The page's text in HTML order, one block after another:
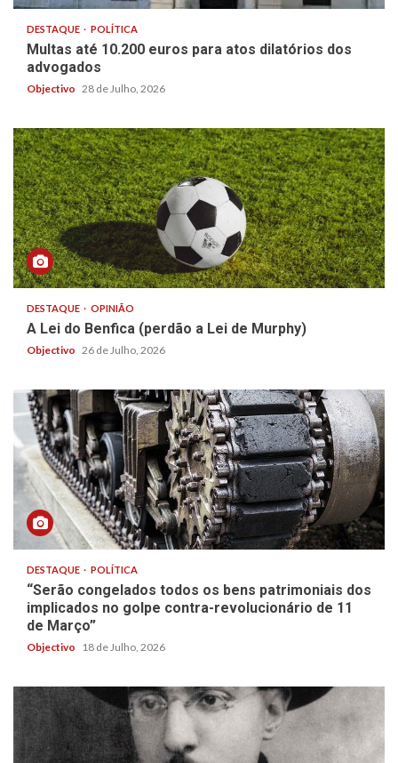
DESTAQUE POLÍTICA
Multas até 10.200 euros para atos dilatórios dos
advogados
Objectivo 28 de Julho, 2026
DESTAQUE OPINIÃO
A Lei do Benfica (perdão a Lei de Murphy)
Objectivo 26 de Julho, 2026
DESTAQUE POLÍTICA
“Serão congelados todos os bens patrimoniais dos
implicados no golpe contra-revolucionário de 11
de Março”
Objectivo 18 de Julho, 2026